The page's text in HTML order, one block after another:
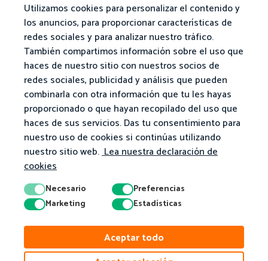
Utilizamos cookies para personalizar el contenido y
los anuncios, para proporcionar características de
redes sociales y para analizar nuestro tráfico.
También compartimos información sobre el uso que
haces de nuestro sitio con nuestros socios de
redes sociales, publicidad y análisis que pueden
combinarla con otra información que tu les hayas
proporcionado o que hayan recopilado del uso que
haces de sus servicios. Das tu consentimiento para
nuestro uso de cookies si continúas utilizando
nuestro sitio web.Lea nuestra declaración de
cookies
Necesario
Preferencias
Marketing
Estadísticas
Aceptar todo
© 2026 Matific. Todos los derechos reservados.
Privacidad Términos Política De Cookies